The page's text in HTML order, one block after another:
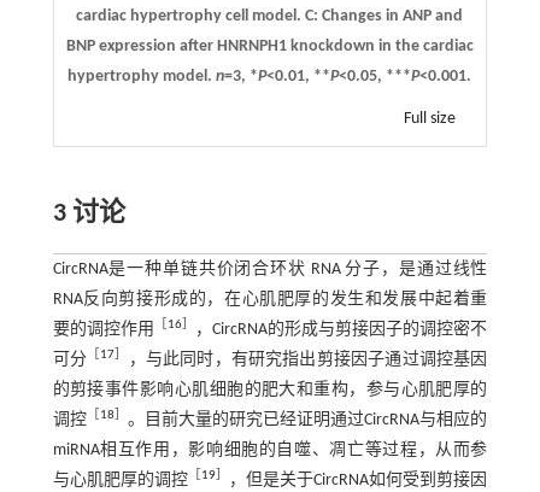
cardiac hypertrophy cell model.C: Changes in ANP and
BNP expression after HNRNPH1 knockdown in the cardiac
hypertrophy model.n=3, *P<0.01, **P<0.05, ***P<0.001.
Full size
3 讨论
CircRNA是一种单链共价闭合环状 RNA 分子，是通过线性
RNA反向剪接形成的，在心肌肥厚的发生和发展中起着重
要的调控作用
16］
，CircRNA的形成与剪接因子的调控密不
可分［ 17
，与此同时，有研究指出剪接因子通过调控基因
的剪接事件影响心肌细胞的肥大和重构，参与心肌肥厚的
调控［ 18
。目前大量的研究已经证明通过CircRNA与相应的
miRNA相互作用，影响细胞的自噬、凋亡等过程，从而参
与心肌肥厚的调控［ 19］
，但是关于CircRNA如何受到剪接因